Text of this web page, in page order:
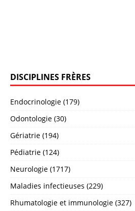
DISCIPLINES FRÈRES
Endocrinologie (179)
Odontologie (30)
Gériatrie (194)
Pédiatrie (124)
Neurologie (1717)
Maladies infectieuses (229)
Rhumatologie et immunologie (327)